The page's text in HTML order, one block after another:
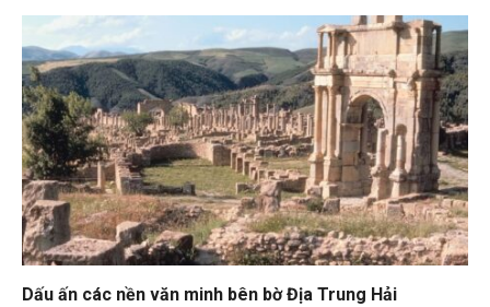
Dấu ấn các nền văn minh bên bờ Địa Trung Hải